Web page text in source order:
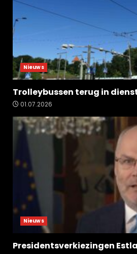
Nieuws
Trolleybussen terug in
01.07.2026
Nieuws
Presidentsverkiezingen